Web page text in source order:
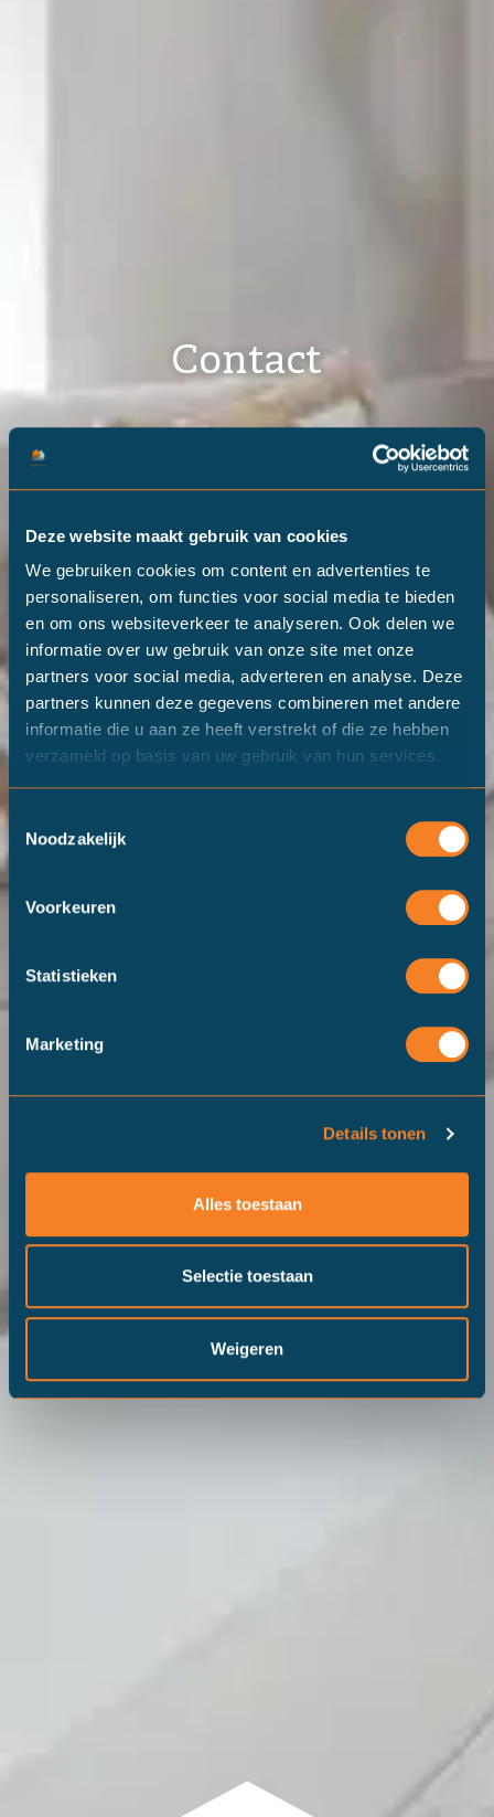
Deze website maakt gebruik van cookies
We gebruiken cookies om content en advertenties te
personaliseren, om functies voor social media te bieden
en om ons websiteverkeer te analyseren. Ook delen we
informatie over uw gebruik van onze site met onze
partners voor social media, adverteren en analyse. Deze
partners kunnen deze gegevens combineren met andere
informatie die u aan ze heeft verstrekt of die ze hebben
verzameld op basis van uw gebruik van hun services.
Toestemmingsselectie
Noodzakelijk
Voorkeuren
Statistieken
Marketing
Details tonen
Alles toestaan
Selectie toestaan
Weigeren
Contact